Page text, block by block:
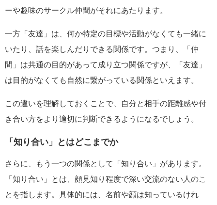
ーや趣味のサークル仲間がそれにあたります。
一方「友達」は、何か特定の目標や活動がなくても一緒に
いたり、話を楽しんだりできる関係です。つまり、「仲
間」は共通の目的があって成り立つ関係ですが、「友達」
は目的がなくても自然に繋がっている関係といえます。
この違いを理解しておくことで、自分と相手の距離感や付
き合い方をより適切に判断できるようになるでしょう。
「知り合い」とはどこまでか
さらに、もう一つの関係として「知り合い」があります。
「知り合い」とは、顔見知り程度で深い交流のない人のこ
とを指します。具体的には、名前や顔は知っているけれ